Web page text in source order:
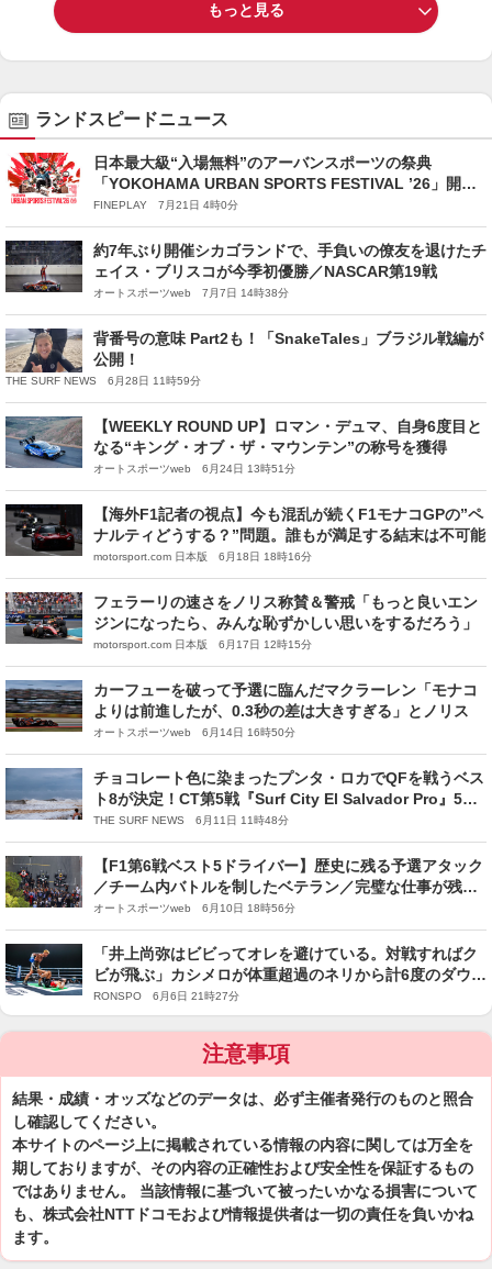
もっと見る
ランドスピードニュース
日本最大級“入場無料”のアーバンスポーツの祭典
「YOKOHAMA URBAN SPORTS FESTIVAL ’26」開催
決定！スケートボードなど全8種の人気アーバンスポーツ
が集結！
FINEPLAY 7月21日 4時0分
約7年ぶり開催シカゴランドで、手負いの僚友を退けたチ
ェイス・ブリスコが今季初優勝／NASCAR第19戦
オートスポーツweb 7月7日 14時38分
背番号の意味 Part2も！「SnakeTales」ブラジル戦編が
公開！
THE SURF NEWS 6月28日 11時59分
【WEEKLY ROUND UP】ロマン・デュマ、自身6度目と
なる“キング・オブ・ザ・マウンテン”の称号を獲得
オートスポーツweb 6月24日 13時51分
【海外F1記者の視点】今も混乱が続くF1モナコGPの”ペ
ナルティどうする？”問題。誰もが満足する結末は不可能
motorsport.com 日本版 6月18日 18時16分
フェラーリの速さをノリス称賛＆警戒「もっと良いエン
ジンになったら、みんな恥ずかしい思いをするだろう」
motorsport.com 日本版 6月17日 12時15分
カーフューを破って予選に臨んだマクラーレン「モナコ
よりは前進したが、0.3秒の差は大きすぎる」とノリス
オートスポーツweb 6月14日 16時50分
チョコレート色に染まったプンタ・ロカでQFを戦うベス
ト8が決定！CT第5戦『Surf City El Salvador Pro』5日
目
THE SURF NEWS 6月11日 11時48分
【F1第6戦ベスト5ドライバー】歴史に残る予選アタック
／チーム内バトルを制したベテラン／完璧な仕事が残酷
にも報われず
オートスポーツweb 6月10日 18時56分
「井上尚弥はビビってオレを避けている。対戦すればク
ビが飛ぶ」カシメロが体重超過のネリから計6度のダウン
を奪い4回衝撃TKO勝利…悪童対決を制してモンスター
を挑発…実現の可能性は？
RONSPO 6月6日 21時27分
注意事項
結果・成績・オッズなどのデータは、必ず主催者発行のものと照合
し確認してください。
本サイトのページ上に掲載されている情報の内容に関しては万全を
期しておりますが、その内容の正確性および安全性を保証するもの
ではありません。 当該情報に基づいて被ったいかなる損害について
も、株式会社NTTドコモおよび情報提供者は一切の責任を負いかね
ます。